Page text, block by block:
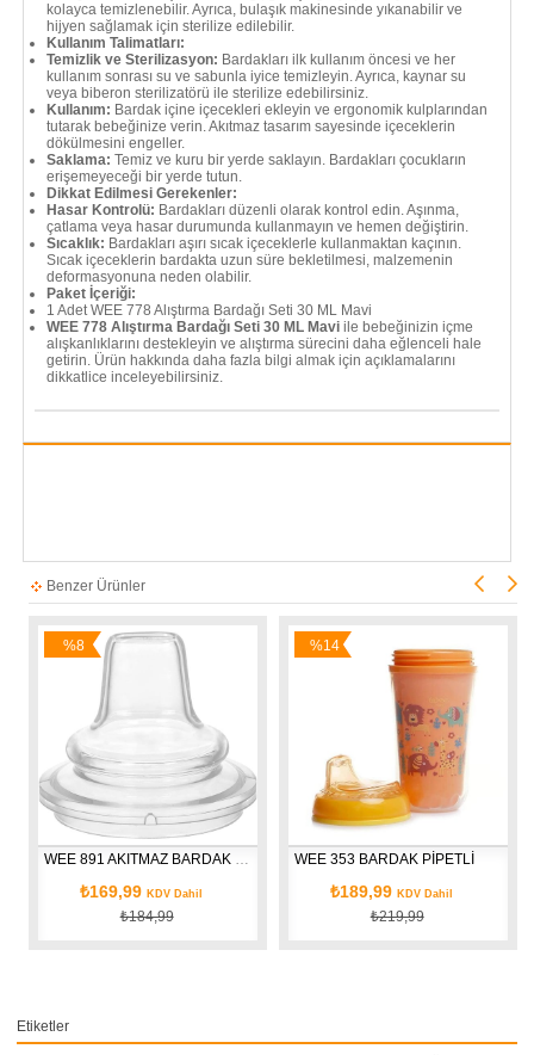
kolayca temizlenebilir. Ayrıca, bulaşık makinesinde yıkanabilir ve
hijyen sağlamak için sterilize edilebilir.
Kullanım Talimatları:
Temizlik ve Sterilizasyon: Bardakları ilk kullanım öncesi ve her
kullanım sonrası su ve sabunla iyice temizleyin. Ayrıca, kaynar su
veya biberon sterilizatörü ile sterilize edebilirsiniz.
Kullanım: Bardak içine içecekleri ekleyin ve ergonomik kulplarından
tutarak bebeğinize verin. Akıtmaz tasarım sayesinde içeceklerin
dökülmesini engeller.
Saklama: Temiz ve kuru bir yerde saklayın. Bardakları çocukların
erişemeyeceği bir yerde tutun.
Dikkat Edilmesi Gerekenler:
Hasar Kontrolü: Bardakları düzenli olarak kontrol edin. Aşınma,
çatlama veya hasar durumunda kullanmayın ve hemen değiştirin.
Sıcaklık: Bardakları aşırı sıcak içeceklerle kullanmaktan kaçının.
Sıcak içeceklerin bardakta uzun süre bekletilmesi, malzemenin
deformasyonuna neden olabilir.
Paket İçeriği:
1 Adet WEE 778 Alıştırma Bardağı Seti 30 ML Mavi
WEE 778 Alıştırma Bardağı Seti 30 ML Maviile bebeğinizin içme
alışkanlıklarını destekleyin ve alıştırma sürecini daha eğlenceli hale
getirin. Ürün hakkında daha fazla bilgi almak için açıklamalarını
dikkatlice inceleyebilirsiniz.
Benzer Ürünler
WEE 891 AKITMAZ BARDAK YEDEK UÇ
₺169,99 KDV Dahil
₺184,99
%8
WEE 353 BARDAK PİPETLİ
₺189,99 KDV Dahil
₺219,99
%14
Etiketler